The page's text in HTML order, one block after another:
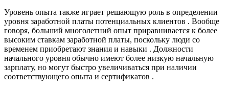
Уровень опыта также играет решающую роль в определении
уровня заработной платы потенциальных клиентов . Вообще
говоря, больший многолетний опыт приравнивается к более
высоким ставкам заработной платы, поскольку люди со
временем приобретают знания и навыки . Должности
начального уровня обычно имеют более низкую начальную
зарплату, но могут быстро увеличиваться при наличии
соответствующего опыта и сертификатов .